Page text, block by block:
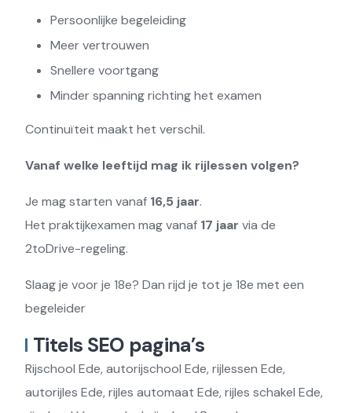
Persoonlijke begeleiding
Meer vertrouwen
Snellere voortgang
Minder spanning richting het examen
Continuïteit maakt het verschil.
Vanaf welke leeftijd mag ik rijlessen volgen?
Je mag starten vanaf 16,5 jaar.
Het praktijkexamen mag vanaf 17 jaar via de
2toDrive-regeling.
Slaag je voor je 18e? Dan rijd je tot je 18e met een
begeleider
Titels SEO pagina’s
Rijschool Ede, autorijschool Ede, rijlessen Ede,
autorijles Ede, rijles automaat Ede, rijles schakel Ede,